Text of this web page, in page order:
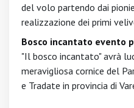
del volo partendo dai
realizzazione dei primi
Bosco incantato evento
"Il bosco incantato" avrà
meravigliosa cornice del
e Tradate in provincia di